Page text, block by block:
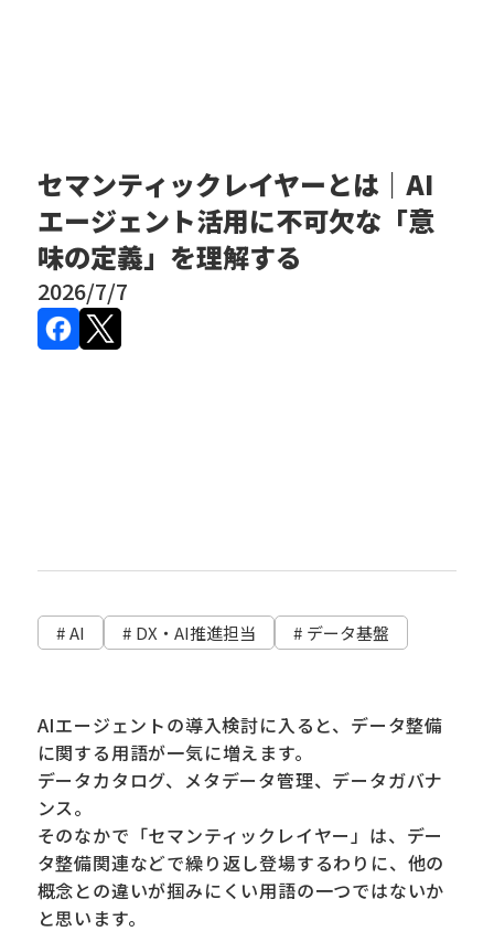
セマンティックレイヤーとは｜AI
エージェント活用に不可欠な「意
味の定義」を理解する
2026/7/7
# AI # DX・AI推進担当 # データ基盤
AIエージェントの導入検討に入ると、データ整備
に関する用語が一気に増えます。
データカタログ、メタデータ管理、データガバナ
ンス。
そのなかで「セマンティックレイヤー」は、デー
タ整備関連などで繰り返し登場するわりに、他の
概念との違いが掴みにくい用語の一つではないか
と思います。